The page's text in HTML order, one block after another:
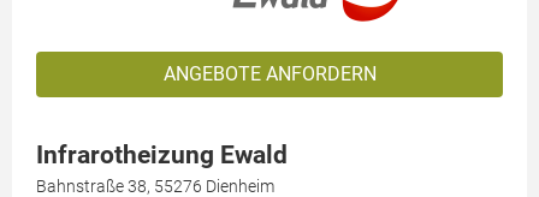
ANGEBOTE ANFORDERN
Infrarotheizung Ewald
Bahnstraße 38, 55276 Dienheim